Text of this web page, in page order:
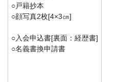
○戸籍抄本
○顔写真2枚[4×3㎝]
○入会申込書[裏面：経歴書]
○名義書換申請書